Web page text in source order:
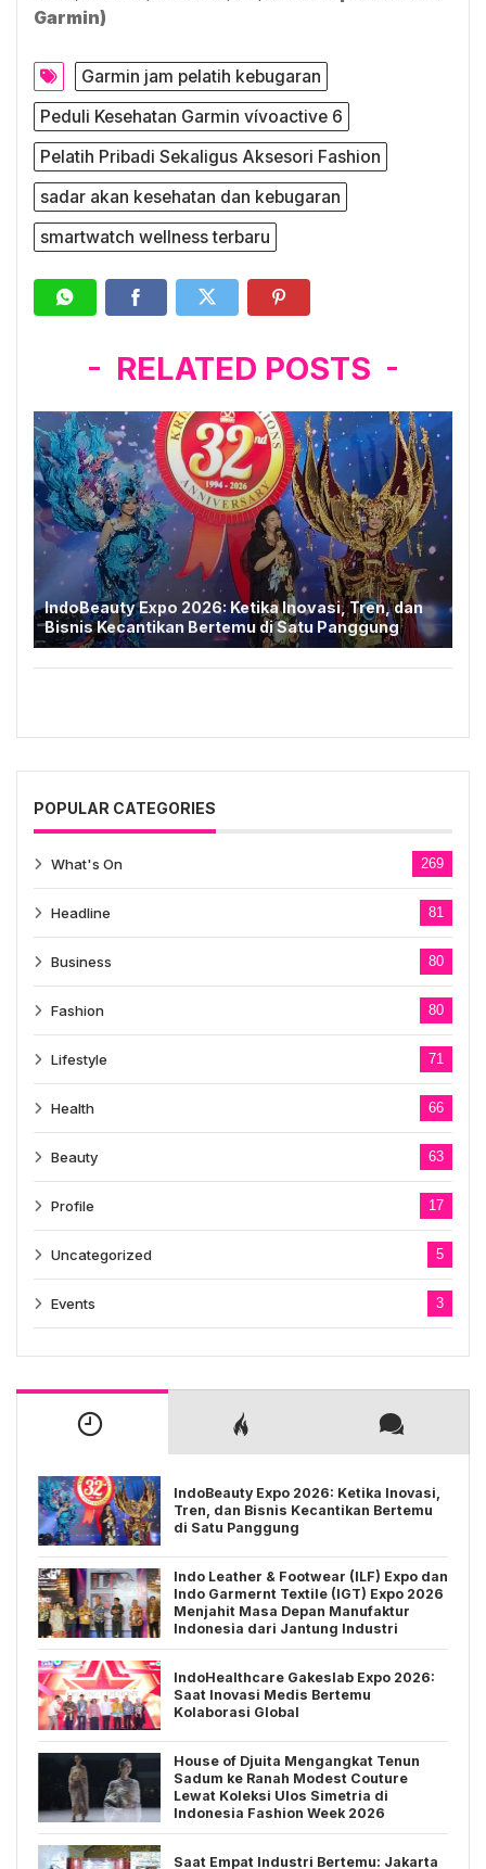
Garmin)
Garmin jam pelatih kebugaran
Peduli Kesehatan Garmin vívoactive 6
Pelatih Pribadi Sekaligus Aksesori Fashion
sadar akan kesehatan dan kebugaran
smartwatch wellness terbaru
RELATED POSTS
IndoBeauty Expo 2026: Ketika Inovasi, Tren, dan
Bisnis Kecantikan Bertemu di Satu Panggung
POPULAR CATEGORIES
What's On 269
Headline 81
Business 80
Fashion 80
Lifestyle 71
Health 66
Beauty 63
Profile 17
Uncategorized 5
Events 3
IndoBeauty Expo 2026: Ketika Inovasi,
Tren, dan Bisnis Kecantikan Bertemu
di Satu Panggung
Indo Leather & Footwear (ILF) Expo dan
Indo Garmernt Textile (IGT) Expo 2026
Menjahit Masa Depan Manufaktur
Indonesia dari Jantung Industri
IndoHealthcare Gakeslab Expo 2026:
Saat Inovasi Medis Bertemu
Kolaborasi Global
House of Djuita Mengangkat Tenun
Sadum ke Ranah Modest Couture
Lewat Koleksi Ulos Simetria di
Indonesia Fashion Week 2026
Saat Empat Industri Bertemu: Jakarta